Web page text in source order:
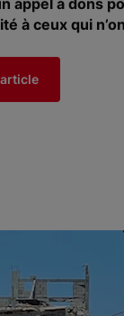
appel à dons
à ceux qui